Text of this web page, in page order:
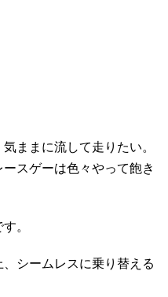
ままに流して走りたい。
スゲーは色々やって飽き
。
シームレスに乗り替える